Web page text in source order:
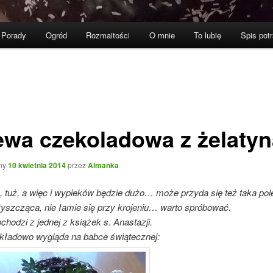
Porady Ogród Rozmaitości O mnie To lubię Spis
czekoladowa z
10 kwietnia 2014przezAlmanka
tuż, a więc i wypieków będzie dużo… może przyda się też taka
nie łamie się przy krojeniu… warto spróbować.
z jednej z książek s. Anastazji.
wygląda na babce świątecznej: